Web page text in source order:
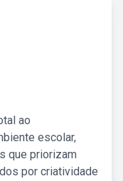
ao
escolar,
que priorizam
por criatividade